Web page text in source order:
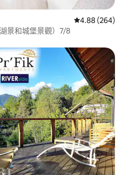
從 264 則評價
4.88 (264)
景和城堡景觀）7/8